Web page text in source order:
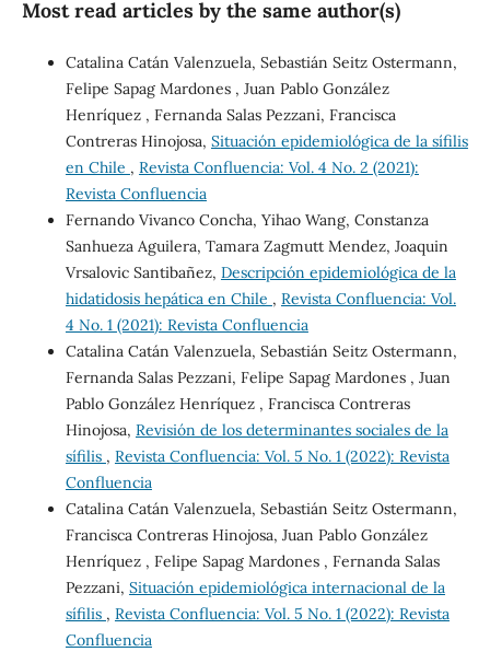
Most read articles by the same author(s)
Catalina Catán Valenzuela, Sebastián Seitz Ostermann,
Felipe Sapag Mardones , Juan Pablo González
Henríquez , Fernanda Salas Pezzani, Francisca
Contreras Hinojosa, Situación epidemiológica de la sífilis
en Chile , Revista Confluencia: Vol. 4 No. 2 (2021):
Revista Confluencia
Fernando Vivanco Concha, Yihao Wang, Constanza
Sanhueza Aguilera, Tamara Zagmutt Mendez, Joaquin
Vrsalovic Santibañez, Descripción epidemiológica de la
hidatidosis hepática en Chile , Revista Confluencia: Vol.
4 No. 1 (2021): Revista Confluencia
Catalina Catán Valenzuela, Sebastián Seitz Ostermann,
Fernanda Salas Pezzani, Felipe Sapag Mardones , Juan
Pablo González Henríquez , Francisca Contreras
Hinojosa, Revisión de los determinantes sociales de la
sífilis , Revista Confluencia: Vol. 5 No. 1 (2022): Revista
Confluencia
Catalina Catán Valenzuela, Sebastián Seitz Ostermann,
Francisca Contreras Hinojosa, Juan Pablo González
Henríquez , Felipe Sapag Mardones , Fernanda Salas
Pezzani, Situación epidemiológica internacional de la
sífilis , Revista Confluencia: Vol. 5 No. 1 (2022): Revista
Confluencia